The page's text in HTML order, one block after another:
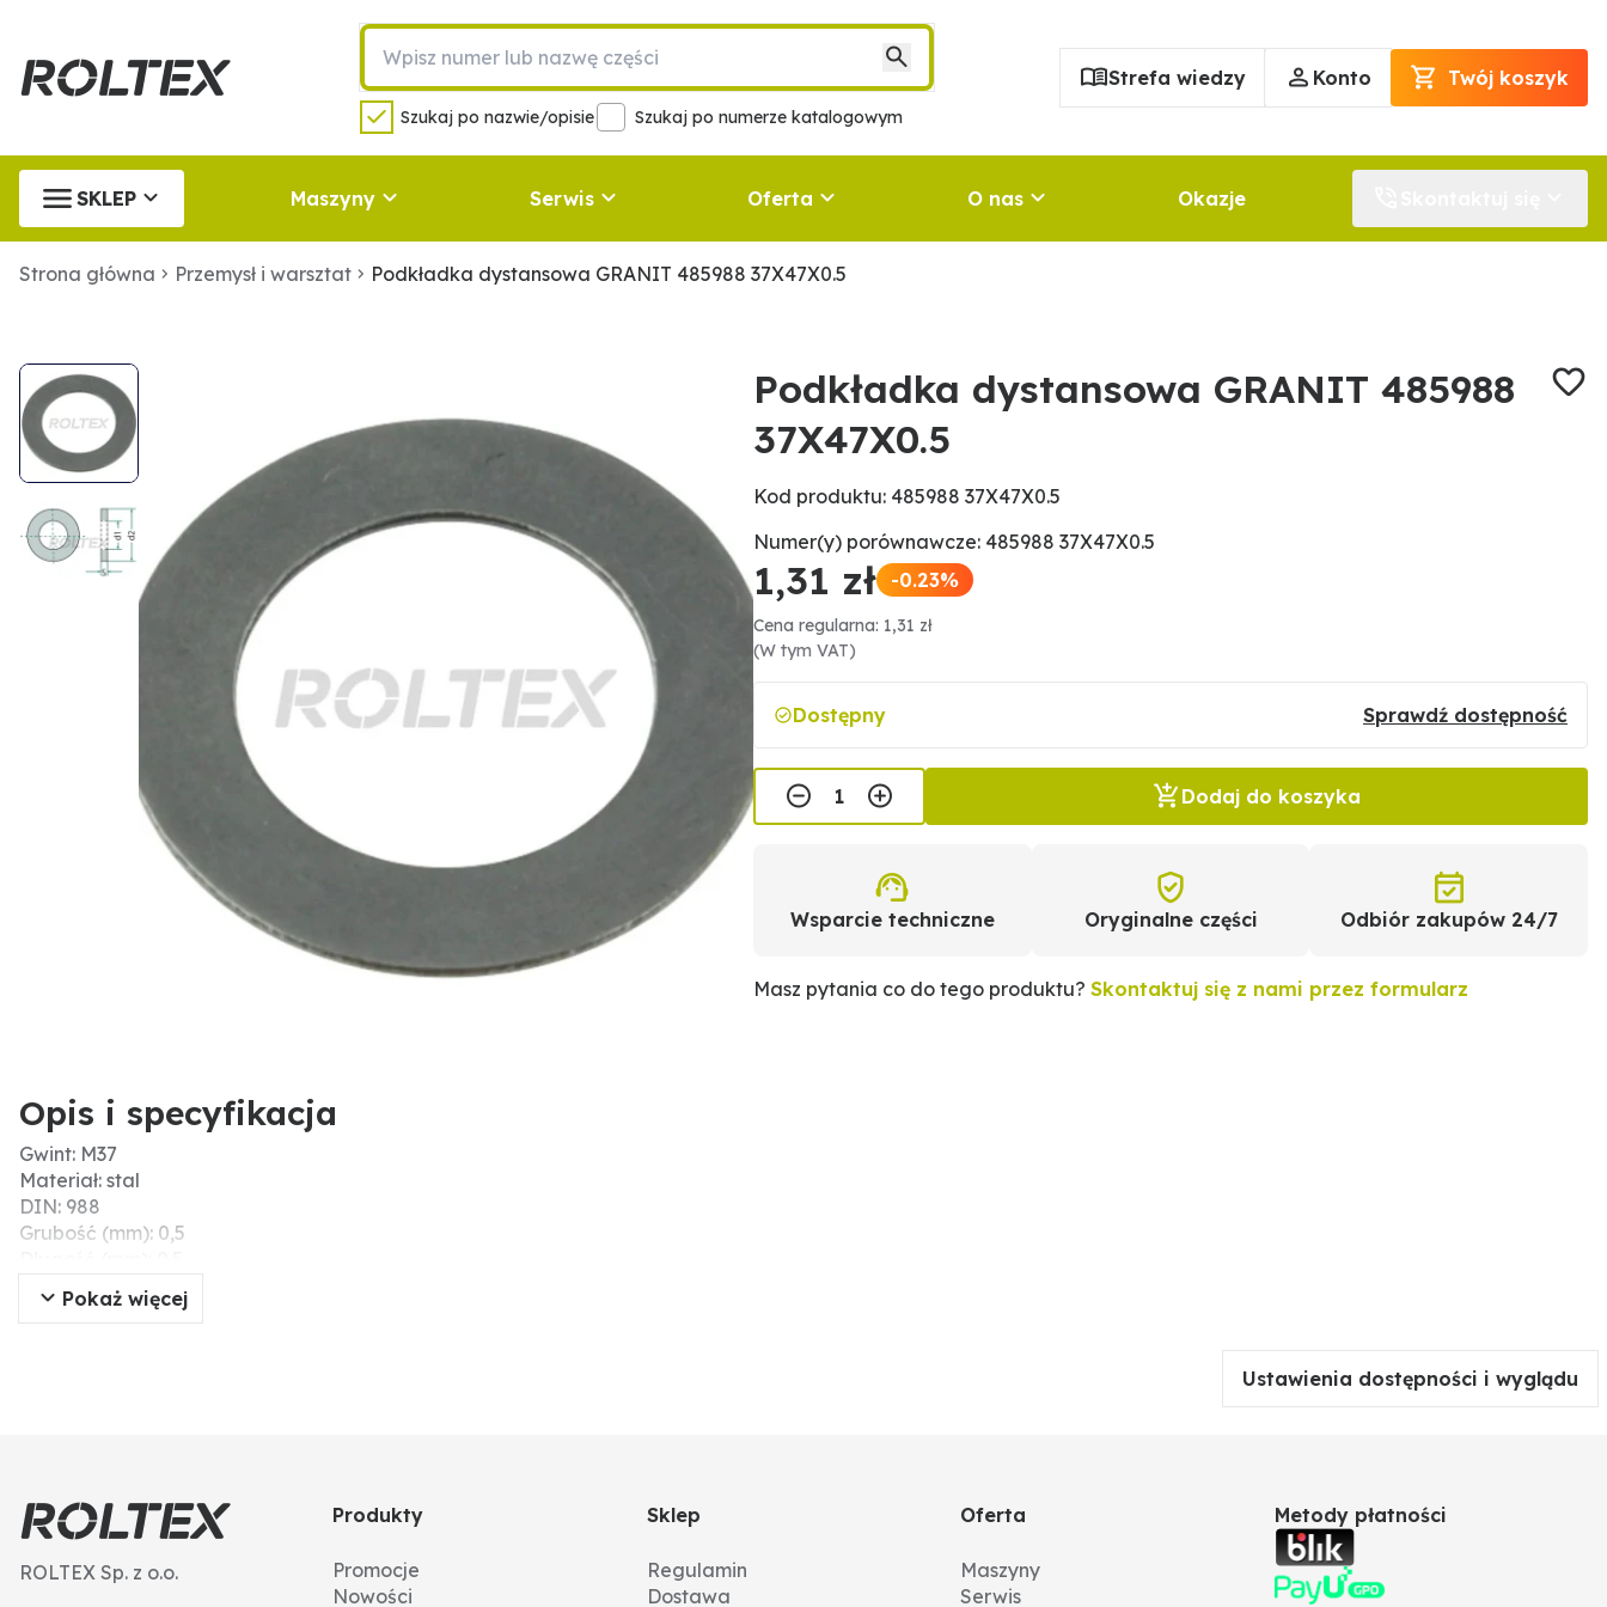
Szukaj po nazwie/opisie Szukaj po numerze katalogowym
Strefa wiedzy Konto Twój koszyk
SKLEP Maszyny Serwis Oferta O nas Okazje
Strona główna Przemysł i warsztat Podkładka dystansowa GRANIT 485988 37X47X0.5
Podkładka dystansowa GRANIT 485988
37X47X0.5
Kod produktu: 485988 37X47X0.5
Numer(y) porównawcze: 485988 37X47X0.5
1,31 zł -0.23%
Cena regularna: 1,31 zł
(W tym VAT)
Dostępny Sprawdź dostępność
Dodaj do koszyka
Wsparcie techniczne Oryginalne części Odbiór zakupów 24/7
Masz pytania co do tego produktu?Skontaktuj się z nami przez formularz
Opis i specyfikacja
Gwint: M37
Materiał: stal
DIN: 988
Grubość (mm): 0,5
d2 (mm): 47
d1 (mm): 37
Pokaż więcej
Ustawienia dostępności i wyglądu
ROLTEX Sp. z o.o.
Produkty
Promocje
Nowości
Sklep
Regulamin
Dostawa
Oferta
Maszyny
Serwis
Metody płatności